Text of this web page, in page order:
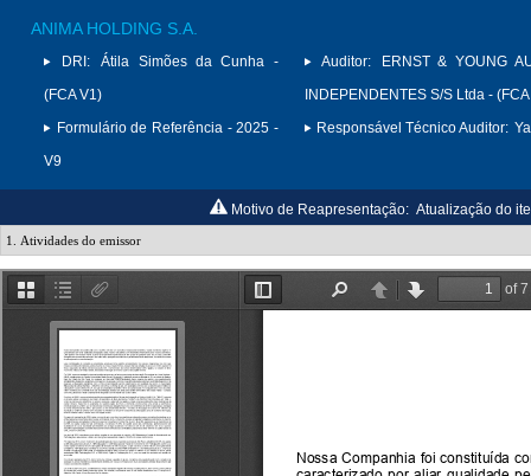
ANIMA HOLDING S.A.
DRI:
Átila Simões da Cunha -
(FCA V1)
Formulário de Referência - 2025 -
V9
Auditor:
ERNST & YOUNG
INDEPENDENTES S/S Ltda -
Responsável Técnico Auditor:
Motivo de Reapresentação: Atualização do